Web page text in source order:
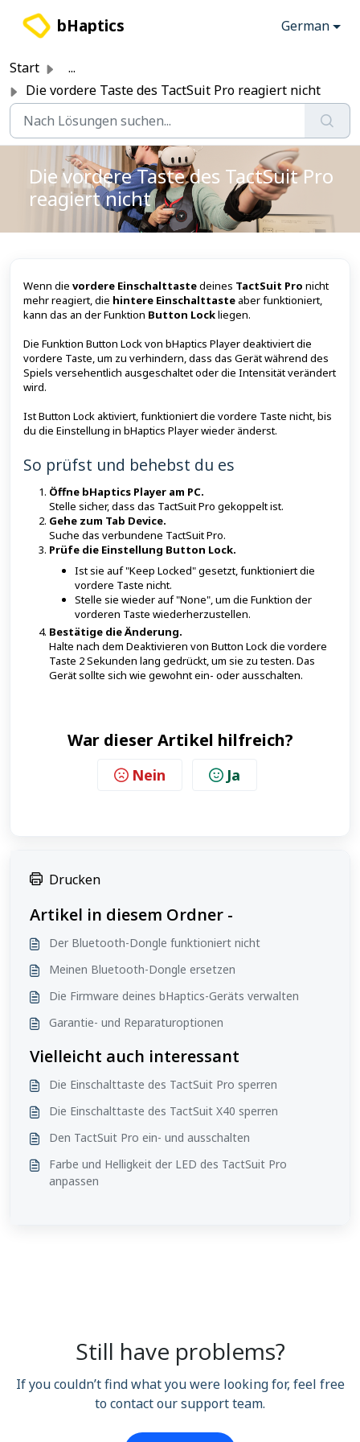
bHaptics German
Start
...
Die vordere Taste des TactSuit Pro reagiert nicht
Die vordere Taste des TactSuit Pro
reagiert nicht
Wenn die vordere Einschalttastedeines TactSuit Pro nicht
mehr reagiert, die hintere Einschalttaste aber funktioniert,
kann das an der Funktion Button Lockliegen.
Die Funktion Button Lock von bHaptics Player deaktiviert die
vordere Taste, um zu verhindern, dass das Gerät während des
Spiels versehentlich ausgeschaltet oder die Intensität verändert
wird.
Ist Button Lock aktiviert, funktioniert die vordere Taste nicht, bis
du die Einstellung in bHaptics Player wieder änderst.
So prüfst und behebst du es
Öffne bHaptics Player am PC.
Stelle sicher, dass das TactSuit Pro gekoppelt ist.
Gehe zum Tab Device.
Suche das verbundene TactSuit Pro.
Prüfe die Einstellung Button Lock.
Ist sie auf "Keep Locked" gesetzt, funktioniert die
vordere Taste nicht.
Stelle sie wieder auf "None", um die Funktion der
vorderen Taste wiederherzustellen.
Bestätige die Änderung.
Halte nach dem Deaktivieren von Button Lock die vordere
Taste 2 Sekunden lang gedrückt, um sie zu testen. Das
Gerät sollte sich wie gewohnt ein- oder ausschalten.
War dieser Artikel hilfreich?
Nein Ja
Drucken
Artikel in diesem Ordner -
Der Bluetooth-Dongle funktioniert nicht
Meinen Bluetooth-Dongle ersetzen
Die Firmware deines bHaptics-Geräts verwalten
Garantie- und Reparaturoptionen
Vielleicht auch interessant
Die Einschalttaste des TactSuit Pro sperren
Die Einschalttaste des TactSuit X40 sperren
Den TactSuit Pro ein- und ausschalten
Farbe und Helligkeit der LED des TactSuit Pro
anpassen
Still have problems?
If you couldn’t find what you were looking for, feel free
to contact our support team.